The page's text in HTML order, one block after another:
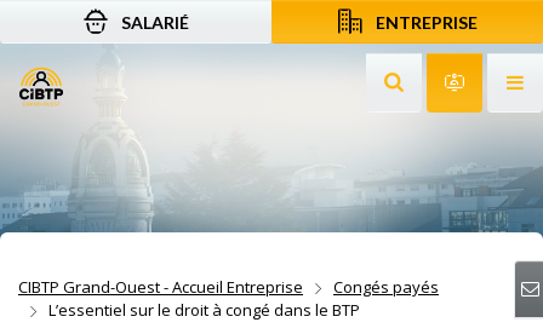
Aller au contenu
Aller à la recherche
Aller à la navigation
SALARIÉ ENTREPRISE
Rechercher sur
CIBTP Grand-Ouest - Accueil Entreprise
Congés payés
L’essentiel sur le droit à congé dans le BTP